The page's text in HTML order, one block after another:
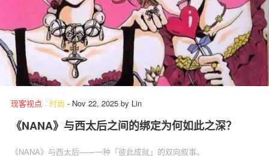
球 鞋
生 活
科 技
现客视点 . 时尚 - Nov 22, 2025 by Lin
《NANA》与西太后之间的绑定为何如此之深？
《NANA》与西太后——一种「彼此成就」的双向叙事。